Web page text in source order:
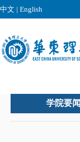
中文 | English
学院要闻